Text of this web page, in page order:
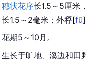
穗状花序长1.5～5厘米
长1.5～2毫米；外稃[fū]
花期5～10月。
生长于旷地、溪边和田